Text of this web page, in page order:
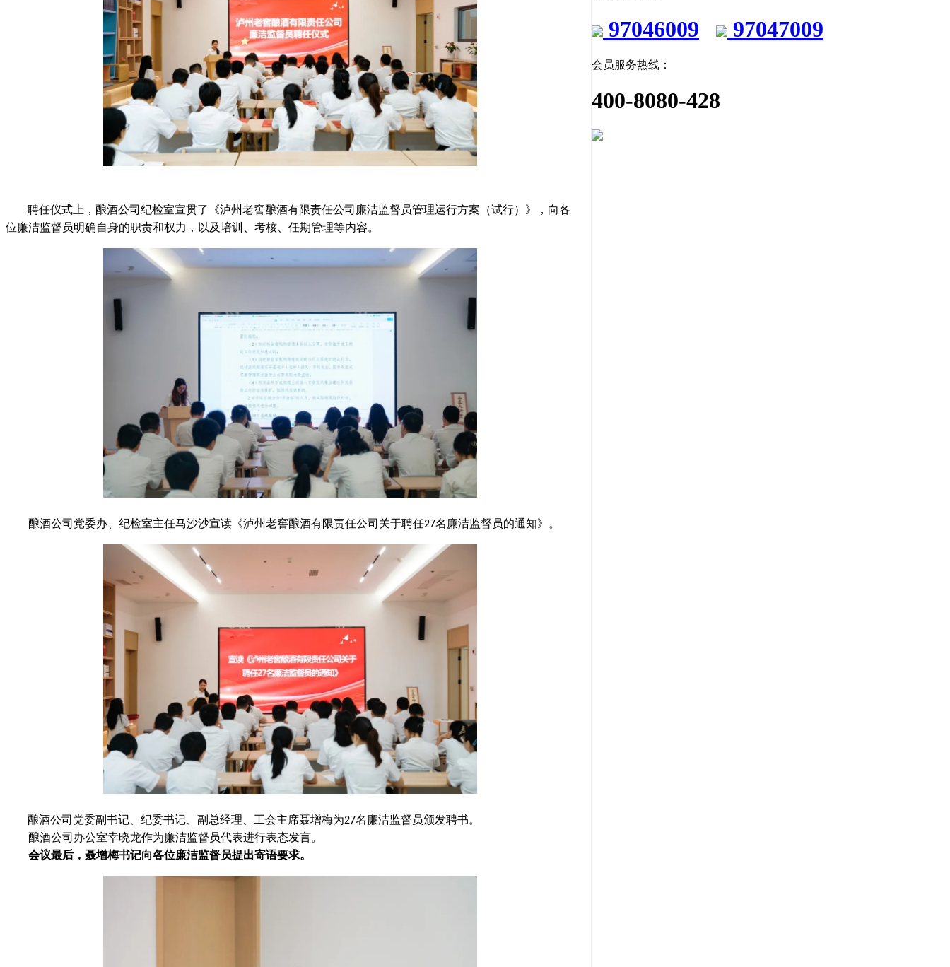
聘任仪式上，酿酒公司纪检室宣贯了《泸州老窖酿酒有限责任公司廉洁监督员管理运行方案（试行）》，向各
位廉洁监督员明确自身的职责和权力，以及培训、考核、任期管理等内容。
酿酒公司党委办、纪检室主任马沙沙宣读《泸州老窖酿酒有限责任公司关于聘任27名廉洁监督员的通知》 。
酿酒公司党委副书记、纪委书记、副总经理、工会主席聂增梅为27名廉洁监督员颁发聘书。
酿酒公司办公室幸晓龙作为廉洁监督员代表进行表态发言。
会议最后，聂增梅书记向各位廉洁监督员提出寄语要求。
97046009 97047009
会员服务热线：
400-8080-428